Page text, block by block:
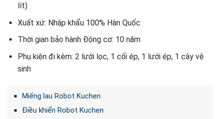
lít)
Xuất xứ: Nhập khẩu 100% Hàn Quốc
Thời gian bảo hành Động cơ: 10 năm
Phụ kiện đi kèm: 2 lưới lọc, 1 cối ép, 1 lưới ép, 1 cây vệ
sinh
Miếng lau Robot Kuchen
Điều khiển Robot Kuchen